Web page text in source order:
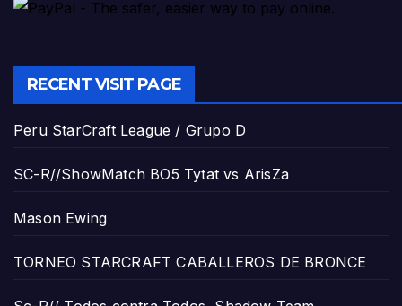
RECENT VISIT PAGE
Peru StarCraft League / Grupo D
SC-R//ShowMatch BO5 Tytat vs ArisZa
Mason Ewing
TORNEO STARCRAFT CABALLEROS DE BRONCE